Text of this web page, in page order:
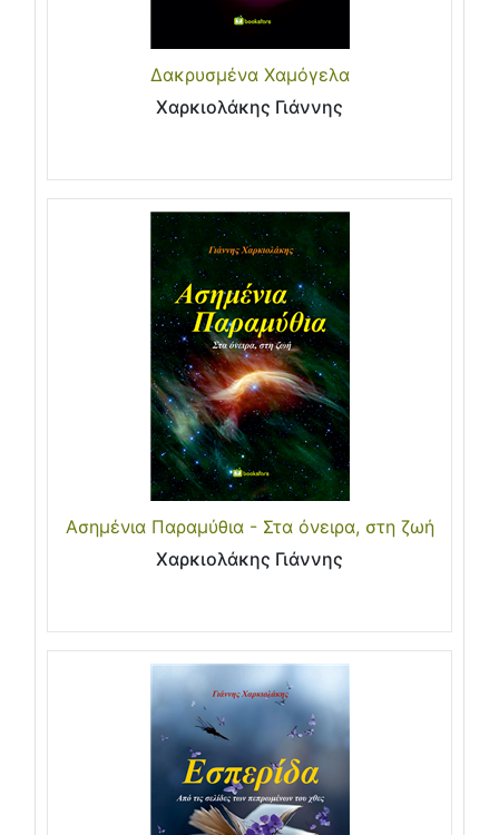
Δακρυσμένα Χαμόγελα
Χαρκιολάκης Γιάννης
Ασημένια Παραμύθια - Στα όνειρα, στη ζωή
Χαρκιολάκης Γιάννης